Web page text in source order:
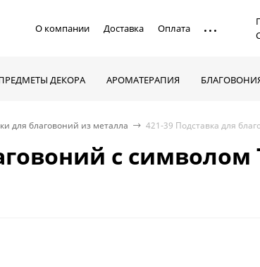
О компании Доставка Оплата
ДЕКОРА АРОМАТЕРАПИЯ
для благовоний из металла 421-39 Подставка для
с